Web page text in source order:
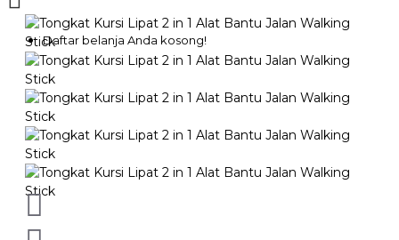
Daftar belanja Anda kosong!